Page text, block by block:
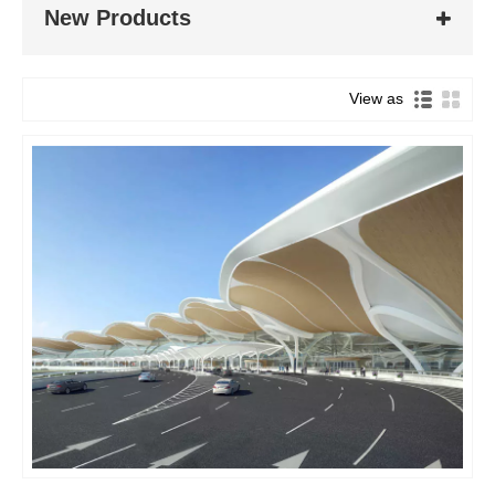
ବିମାନବନ୍ଦର ଇସ୍ପାତ ସଂରଚନା ଟର୍ମିନାଲ୍, ହ୍ୟାଙ୍ଗର ଏବଂ କଣ୍ଟ୍ରୋଲ୍
ଟାୱାର ଭଳି ବିମାନବନ୍ଦର ସୁବିଧା ନିର୍ମାଣରେ ପ୍ରାଥମିକ ସାମଗ୍ରୀ ଭାବରେ
ଇସ୍ପାତର ବ୍ୟବହାରକୁ ସୂଚିତ କରେ | ଏହି ପ୍ରକାରର ସଂରଚନା ଶକ୍ତି,
ସ୍ଥାୟୀତ୍ୱ, ନମନୀୟତା ଏବଂ କ୍ଷୟ ପ୍ରତିରୋଧକୁ ଅନ୍ତର୍ଭୁକ୍ତ କରି ଅନେକ
ଏକ ବିମାନବନ୍ଦର ଟର୍ମିନାଲର ଇସ୍ପାତ framework ାଞ୍ଚା, ସମଗ୍ର ବିଲ୍ଡିଂକୁ
ସମର୍ଥନ କରେ ଏବଂ ଭାରକୁ ଫଳପ୍ରଦ ଭାବରେ ବଣ୍ଟନ କରେ | ଏଥିରେ
ସ୍ତମ୍ଭ, ବିମ୍, ଏବଂ ଟ୍ରସ୍ ରହିଥାଏ ଯାହା ଭୂକମ୍ପ ଶକ୍ତି, ପବନ ଭାର ଏବଂ
ଅନ୍ୟାନ୍ୟ ପ୍ରାକୃତିକ ବିପଦକୁ ପ୍ରତିହତ କରିବା ପାଇଁ ପରିକଳ୍ପିତ | ଇସ୍ପାତ
ଛାତର ସଂରଚନା, ପ୍ରାୟତ a ଏକ ଜଟିଳ ଜ୍ୟାମିତିକୁ ଧାରଣ କରିଥାଏ,
ଉପାଦାନଗୁଡିକରୁ ଆଶ୍ରୟ ଏବଂ ସୁରକ୍ଷା ଯୋଗାଇଥାଏ |
ଅଧିକନ୍ତୁ, ଇସ୍ପାତର ନମନୀୟତା ବିଭିନ୍ନ ଏବଂ ଅଭିନବ ଡିଜାଇନ୍ ସୃଷ୍ଟି ପାଇଁ
New Products
View as